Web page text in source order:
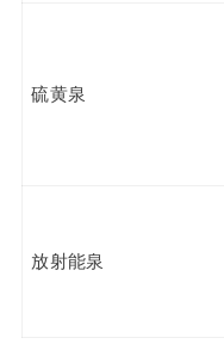
硫黄泉
放射能泉